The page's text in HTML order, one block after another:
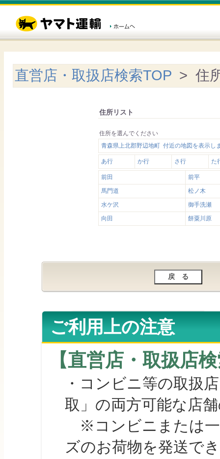
直営店・取扱店検索TOP > 住
住所リスト
住所を選んでください
青森県上北郡野辺地町 付近の地図を表示し
あ行 か行 さ行 た
前田
前平
馬門道
松ノ木
水ケ沢
御手洗瀬
向田
餅粟川原
ご利用上の注意
【直営店・取扱店
・コンビニ等の取扱
取」の両方可能な店
※コンビニまたは一
ズのお荷物を発送で